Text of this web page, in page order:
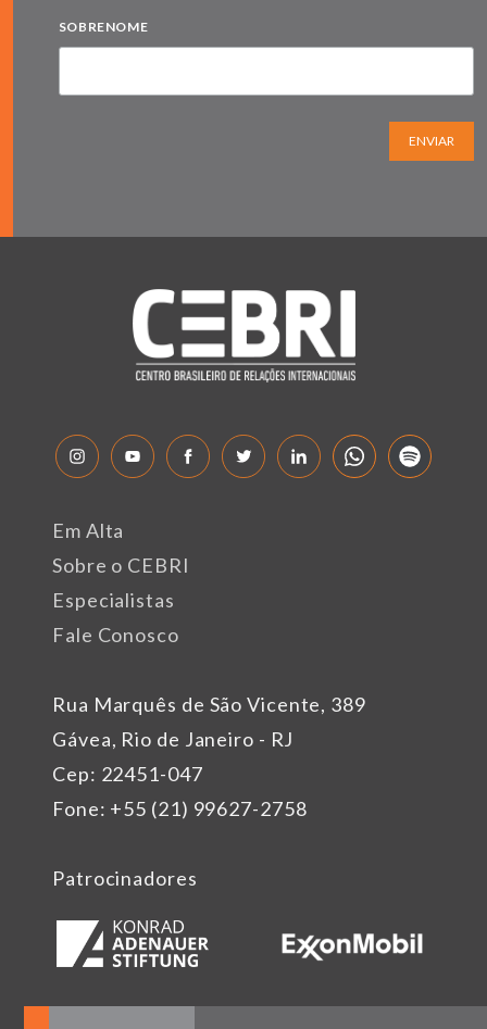
SOBRENOME
ENVIAR
Rua Marquês de São Vicente, 389
Gávea, Rio de Janeiro - RJ
Cep: 22451-047
Fone: +55 (21) 99627-2758
Em Alta
Sobre o CEBRI
Especialistas
Fale Conosco
Patrocinadores